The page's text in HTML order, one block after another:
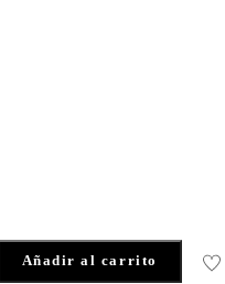
Añadir al carrito